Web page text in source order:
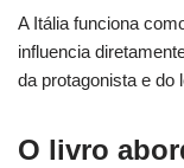
A Itália funciona
influencia
da protagonista e do
O livro